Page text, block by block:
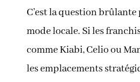
C’est la question
mode locale. Si les
comme Kiabi, Celio ou
les emplacements